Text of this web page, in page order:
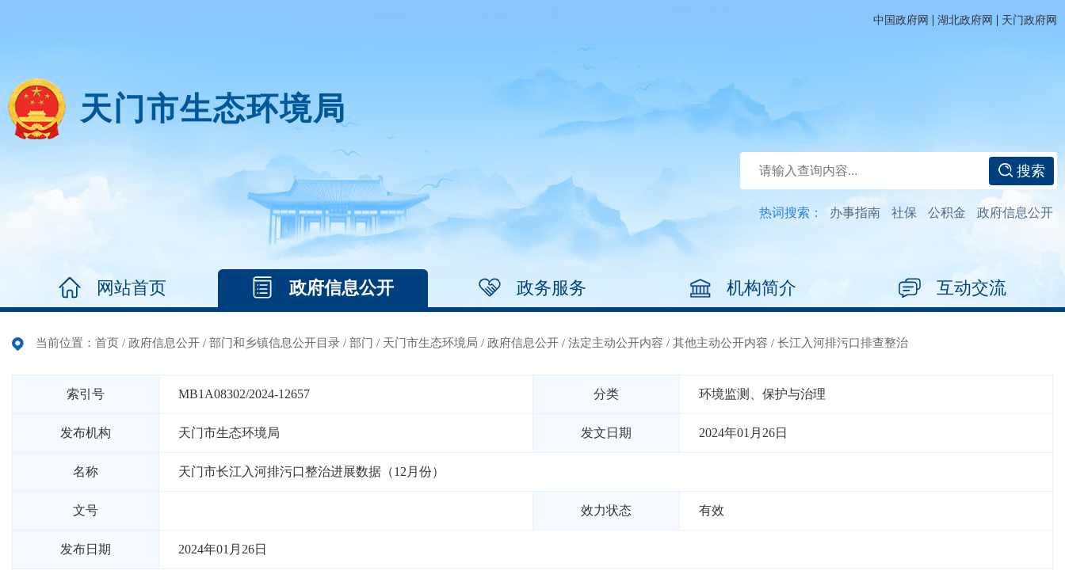
中国政府网 | 湖北政府网 | 天门政府网
天门市生态环境局
搜索
热词搜索： 办事指南 社保 公积金 政府信息公开
网站首页 政府信息公开 政务服务 机构简介 互动交流
当前位置： 首页 / 政府信息公开 / 部门和乡镇信息公开目录 / 部门 / 天门市生态环境局 / 政府信息公开 / 法定主动公开内容 / 其他主动公开内容 / 长江入河排污口排查整治
索引号 MB1A08302/2024-12657 分类 环境监测、保护与治理
发布机构 天门市生态环境局 发文日期 2024年01月26日
名称 天门市长江入河排污口整治进展数据（12月份）
文号 效力状态 有效
发布日期 2024年01月26日